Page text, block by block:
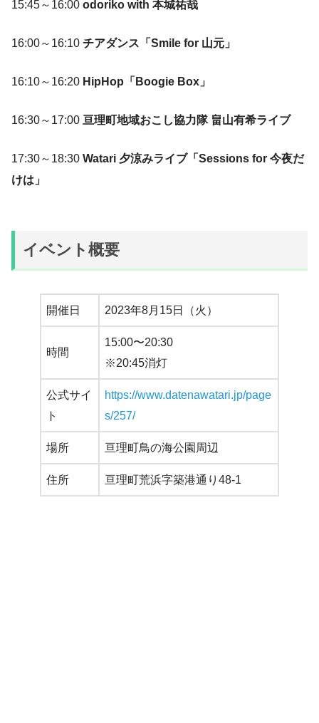
15:45～16:00 odoriko with 本城祐哉
16:00～16:10 チアダンス「Smile for 山元」
16:10～16:20 HipHop「Boogie Box」
16:30～17:00 亘理町地域おこし協力隊 畠山有希ライブ
17:30～18:30 Watari 夕涼みライブ「Sessions for 今夜だ
けは」
イベント概要
開催日 2023年8月15日（火）
時間
15:00〜20:30
※20:45消灯
公式サイ
ト
https://www.datenawatari.jp/page
s/257/
場所 亘理町鳥の海公園周辺
住所 亘理町荒浜字築港通り48-1